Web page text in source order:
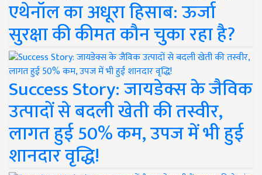
एथेनॉल का अधूरा हिसाब: ऊर्जा
सुरक्षा की कीमत कौन चुका रहा है?
Success Story: जायडेक्स के जैविक
उत्पादों से बदली खेती की तस्वीर,
लागत हुई 50% कम, उपज में भी हुई
शानदार वृद्धि!